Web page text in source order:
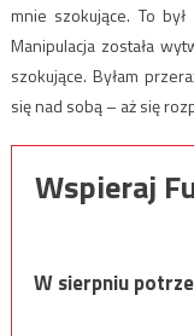
mnie szokujące. To
Manipulacja została
szokujące. Byłam
się nad sobą – aż się
Wspieraj
W sierpniu